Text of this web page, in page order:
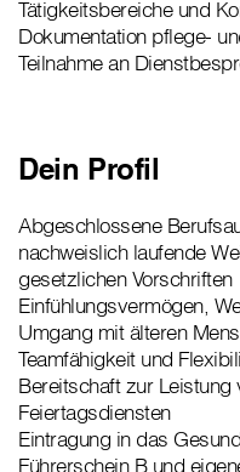
Tätigkeitsbereiche und
Dokumentation pflege-
Teilnahme an
Dein Profil
Abgeschlossene
nachweislich laufende
gesetzlichen Vorschriften
Einfühlungsvermögen,
Umgang mit älteren
Teamfähigkeit und
Bereitschaft zur Leistung
Feiertagsdiensten
Eintragung in das
Führerschein B und